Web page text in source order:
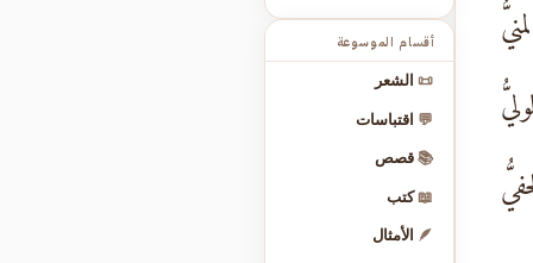
أقسام الموسوعة
📜 الشعر
💬 اقتباسات
📚 قصص
📖 كتب
🪶 الأمثال